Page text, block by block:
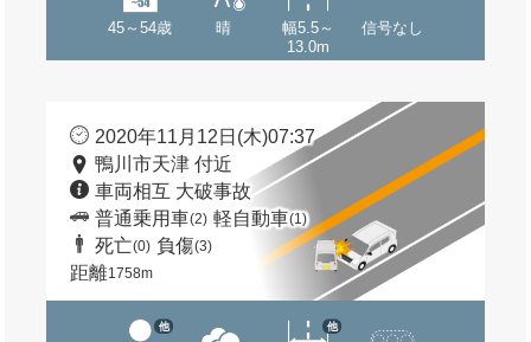
45～54歳 晴
幅5.5～
13.0m
信号なし
2020年11月12日(木)07:37
鴨川市天津 付近
車両相互 大破事故
普通乗用車(2) 軽自動車(1)
死亡(0) 負傷(3)
距離1758m
他 他